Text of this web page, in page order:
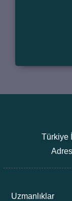
Türkiye
Uzmanlıklar